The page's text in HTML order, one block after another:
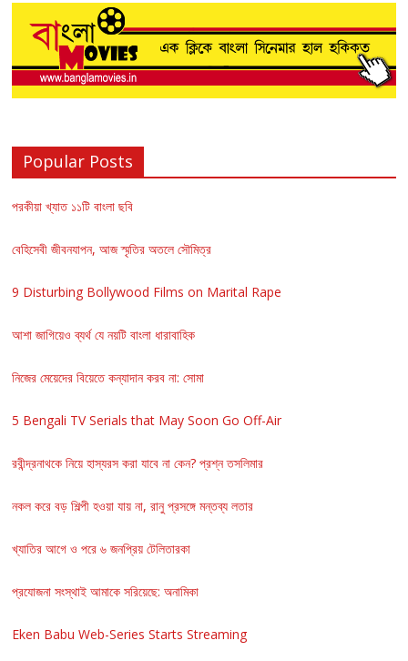
Popular Posts
পরকীয়া খ্যাত ১১টি বাংলা ছবি
বেহিসেবী জীবনযাপন, আজ স্মৃতির অতলে সৌমিত্র
9 Disturbing Bollywood Films on Marital Rape
আশা জাগিয়েও ব্যর্থ যে নয়টি বাংলা ধারাবাহিক
নিজের মেয়েদের বিয়েতে কন্যাদান করব না: সোমা
5 Bengali TV Serials that May Soon Go Off-Air
রবীন্দ্রনাথকে নিয়ে হাস্যরস করা যাবে না কেন? প্রশ্ন তসলিমার
নকল করে বড় শিল্পী হওয়া যায় না, রানু প্রসঙ্গে মন্তব্য লতার
খ্যাতির আগে ও পরে ৬ জনপ্রিয় টেলিতারকা
প্রযোজনা সংস্থাই আমাকে সরিয়েছে: অনামিকা
Eken Babu Web-Series Starts Streaming